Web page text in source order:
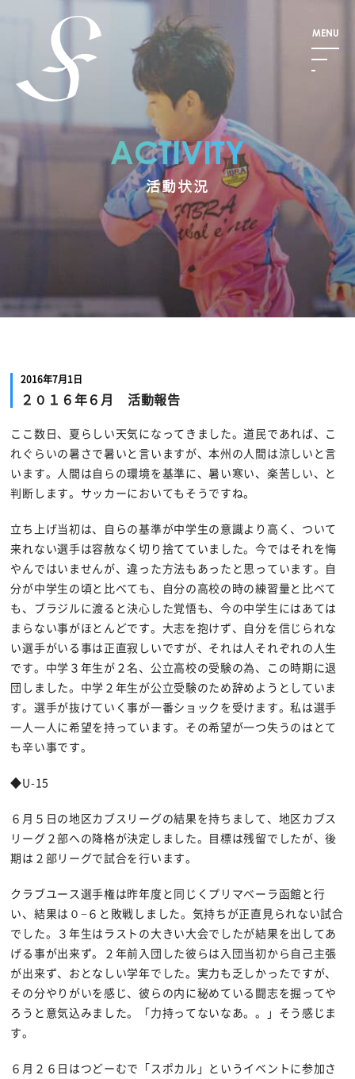
ACTIVITY
活動状況
2016年7月1日
２０１６年６月 活動報告
ここ数日、夏らしい天気になってきました。道民であれば、こ
れぐらいの暑さで暑いと言いますが、本州の人間は涼しいと言
います。人間は自らの環境を基準に、暑い寒い、楽苦しい、と
判断します。サッカーにおいてもそうですね。
立ち上げ当初は、自らの基準が中学生の意識より高く、ついて
来れない選手は容赦なく切り捨てていました。今ではそれを悔
やんではいませんが、違った方法もあったと思っています。自
分が中学生の頃と比べても、自分の高校の時の練習量と比べて
も、ブラジルに渡ると決心した覚悟も、今の中学生にはあては
まらない事がほとんどです。大志を抱けず、自分を信じられな
い選手がいる事は正直寂しいですが、それは人それぞれの人生
です。中学３年生が２名、公立高校の受験の為、この時期に退
団しました。中学２年生が公立受験のため辞めようとしていま
す。選手が抜けていく事が一番ショックを受けます。私は選手
一人一人に希望を持っています。その希望が一つ失うのはとて
も辛い事です。
◆U-15
６月５日の地区カブスリーグの結果を持ちまして、地区カブス
リーグ２部への降格が決定しました。目標は残留でしたが、後
期は２部リーグで試合を行います。
クラブユース選手権は昨年度と同じくプリマベーラ函館と行
い、結果は０−６と敗戦しました。気持ちが正直見られない試合
でした。３年生はラストの大きい大会でしたが結果を出してあ
げる事が出来ず。２年前入団した彼らは入団当初から自己主張
が出来ず、おとなしい学年でした。実力も乏しかったですが、
その分やりがいを感じ、彼らの内に秘めている闘志を掘ってや
ろうと意気込みました。「力持ってないなあ。。」そう感じま
す。
６月２６日はつどーむで「スポカル」というイベントに参加さ